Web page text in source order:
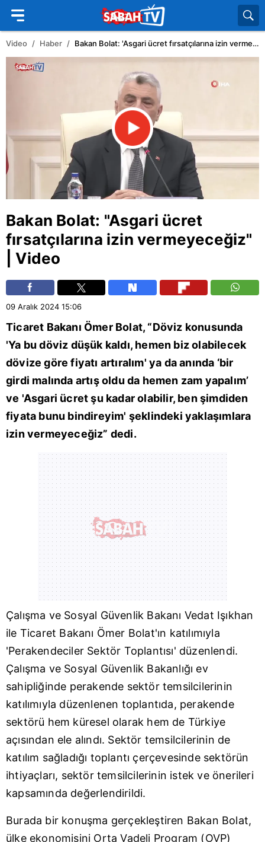
Video Haber Bakan Bolat: 'Asgari ücret fırsatçılarına izin vermeyeceğiz' | Video
Bakan Bolat: "Asgari ücret
fırsatçılarına izin vermeyeceğiz"
| Video
09 Aralık 2024 15:06
Ticaret Bakanı Ömer Bolat, “Döviz konusunda
'Ya bu döviz düşük kaldı, hemen biz olabilecek
dövize göre fiyatı artıralım' ya da anında ‘bir
girdi malında artış oldu da hemen zam yapalım’
ve 'Asgari ücret şu kadar olabilir, ben şimdiden
fiyata bunu bindireyim' şeklindeki yaklaşımlara
izin vermeyeceğiz” dedi.
Çalışma ve Sosyal Güvenlik Bakanı Vedat Işıkhan
ile Ticaret Bakanı Ömer Bolat'ın katılımıyla
'Perakendeciler Sektör Toplantısı' düzenlendi.
Çalışma ve Sosyal Güvenlik Bakanlığı ev
sahipliğinde perakende sektör temsilcilerinin
katılımıyla düzenlenen toplantıda, perakende
sektörü hem küresel olarak hem de Türkiye
açısından ele alındı. Sektör temsilcilerinin de
katılım sağladığı toplantı çerçevesinde sektörün
ihtiyaçları, sektör temsilcilerinin istek ve önerileri
kapsamında değerlendirildi.
Burada bir konuşma gerçekleştiren Bakan Bolat,
ülke ekonomisini Orta Vadeli Program (OVP)